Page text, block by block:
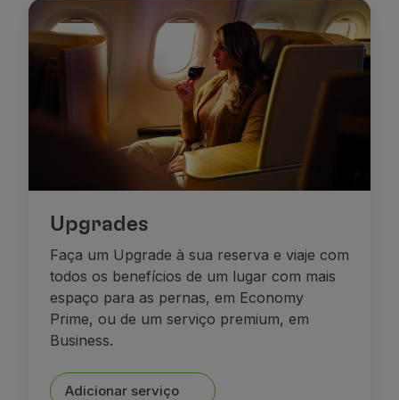
Bagagem perdida / danificada
Voo atrasado / cancelado
Upgrades
Faça um Upgrade à sua reserva e viaje com
todos os benefícios de um lugar com mais
espaço para as pernas, em Economy
Prime, ou de um serviço premium, em
Business.
Adicionar serviço